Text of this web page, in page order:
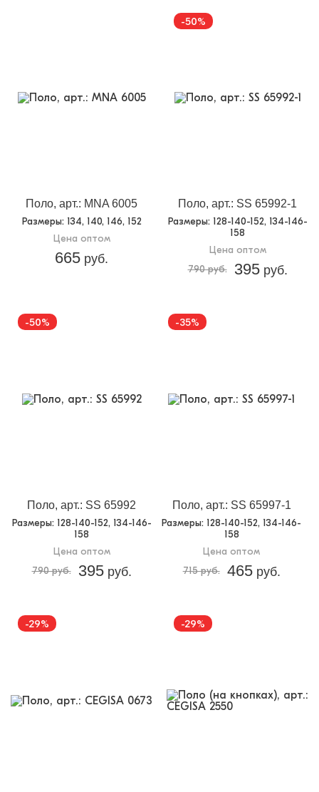
Удобное и практичное поло подходит для
шорты или джинсы. Комфортная футболка, которую
Поло, арт.: MNA 6005
Размеры: 134, 140, 146, 152
Цена оптом
665 руб.
-50%
Поло, арт.: SS 65992-1
Размеры: 128-140-152, 134-146-
158
Цена оптом
790 руб.
395руб.
-50%
Поло, арт.: SS 65992
Размеры: 128-140-152, 134-146-
158
Цена оптом
790 руб.
395руб.
-35%
Поло, арт.: SS 65997-1
Размеры: 128-140-152, 134-146-
158
Цена оптом
715 руб.
465руб.
-29% -29%